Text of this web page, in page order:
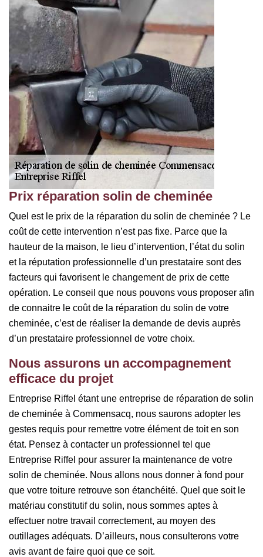
Prix réparation solin de cheminée
Quel est le prix de la réparation du solin de cheminée ? Le
coût de cette intervention n’est pas fixe. Parce que la
hauteur de la maison, le lieu d’intervention, l’état du solin
et la réputation professionnelle d’un prestataire sont des
facteurs qui favorisent le changement de prix de cette
opération. Le conseil que nous pouvons vous proposer afin
de connaitre le coût de la réparation du solin de votre
cheminée, c’est de réaliser la demande de devis auprès
d’un prestataire professionnel de votre choix.
Nous assurons un accompagnement
efficace du projet
Entreprise Riffel étant une entreprise de réparation de solin
de cheminée à Commensacq, nous saurons adopter les
gestes requis pour remettre votre élément de toit en son
état. Pensez à contacter un professionnel tel que
Entreprise Riffel pour assurer la maintenance de votre
solin de cheminée. Nous allons nous donner à fond pour
que votre toiture retrouve son étanchéité. Quel que soit le
matériau constitutif du solin, nous sommes aptes à
effectuer notre travail correctement, au moyen des
outillages adéquats. D’ailleurs, nous consulterons votre
avis avant de faire quoi que ce soit.